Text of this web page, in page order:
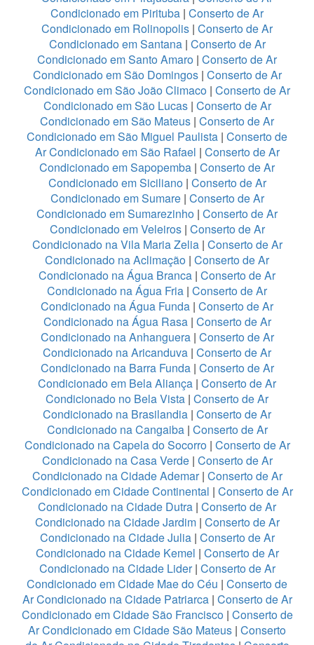
Condicionado em Pirituba | Conserto de Ar
Condicionado em Rolinopolis | Conserto de Ar
Condicionado em Santana| Conserto de Ar
Condicionado em Santo Amaro | Conserto de Ar
Condicionado em São Domingos| Conserto de Ar
Condicionado em São João Climaco | Conserto de Ar
Condicionado em São Lucas| Conserto de Ar
Condicionado em São Mateus | Conserto de Ar
Condicionado em São Miguel Paulista | Conserto de
Ar Condicionado em São Rafael | Conserto de Ar
Condicionado em Sapopemba | Conserto de Ar
Condicionado em Siciliano| Conserto de Ar
Condicionado em Sumare| Conserto de Ar
Condicionado em Sumarezinho | Conserto de Ar
Condicionado em Veleiros| Conserto de Ar
Condicionado na Vila Maria Zelia| Conserto de Ar
Condicionado na Aclimação | Conserto de Ar
Condicionado na Água Branca | Conserto de Ar
Condicionado na Água Fria | Conserto de Ar
Condicionado na Água Funda | Conserto de Ar
Condicionado na Água Rasa | Conserto de Ar
Condicionado na Anhanguera| Conserto de Ar
Condicionado na Aricanduva | Conserto de Ar
Condicionado na Barra Funda | Conserto de Ar
Condicionado em Bela Aliança | Conserto de Ar
Condicionado no Bela Vista | Conserto de Ar
Condicionado na Brasilandia | Conserto de Ar
Condicionado na Cangaiba| Conserto de Ar
Condicionado na Capela do Socorro | Conserto de Ar
Condicionado na Casa Verde| Conserto de Ar
Condicionado na Cidade Ademar| Conserto de Ar
Condicionado em Cidade Continental | Conserto de Ar
Condicionado na Cidade Dutra | Conserto de Ar
Condicionado na Cidade Jardim| Conserto de Ar
Condicionado na Cidade Julia | Conserto de Ar
Condicionado na Cidade Kemel | Conserto de Ar
Condicionado na Cidade Lider| Conserto de Ar
Condicionado em Cidade Mae do Céu | Conserto de
Ar Condicionado na Cidade Patriarca| Conserto de Ar
Condicionado em Cidade São Francisco | Conserto de
Ar Condicionado em Cidade São Mateus | Conserto